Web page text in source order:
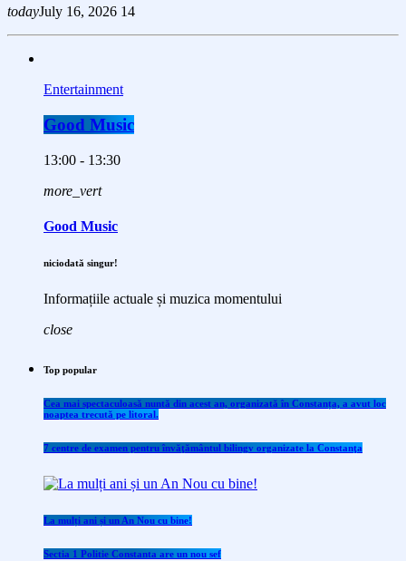
todayJuly 16, 2026 14
Entertainment
Good Music
13:00 - 13:30
more_vert
Good Music
niciodată singur!
Informațiile actuale și muzica momentului
close
Top popular
Cea mai spectaculoasă nuntă din acest an, organizată în Constanța, a avut loc
noaptea trecută pe litoral.
7 centre de examen pentru învăţământul bilingv organizate la Constanţa
La mulți ani și un An Nou cu bine!
Sectia 1 Politie Constanta are un nou sef